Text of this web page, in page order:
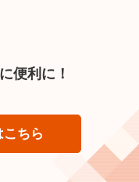
便利に！
ちら